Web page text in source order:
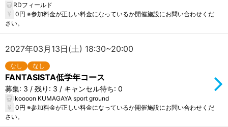
RDフィールド
0円 ※参加料金が正しい料金になっているか開催施設にお問い合わせくだ
さい。
2027年03月13日(土) 18:30~20:00
なし なし
FANTASISTA低学年コース
募集: 3 / 残り: 3 / キャンセル待ち: 0
ikoooon KUMAGAYA sport ground
0円 ※参加料金が正しい料金になっているか開催施設にお問い合わせくだ
さい。